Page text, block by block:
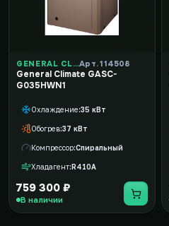
GENERAL CLIMATEАрт. 114508
General Climate GASC-
G035HWN1
Охлаждение 35 кВт
Обогрев 37 кВт
Компрессор Спиральный
Хладагент R410A
759 300 ₽
В наличии